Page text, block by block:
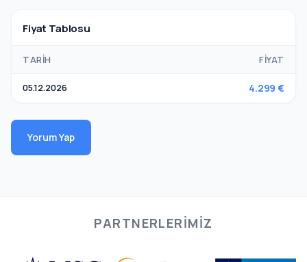
Fiyat Tablosu
TARIH FIYAT
05.12.2026 4.299 €
Yorum Yap
PARTNERLERIMIZ